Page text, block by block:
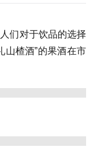
们对于饮品的选择
山楂酒”的果酒在市